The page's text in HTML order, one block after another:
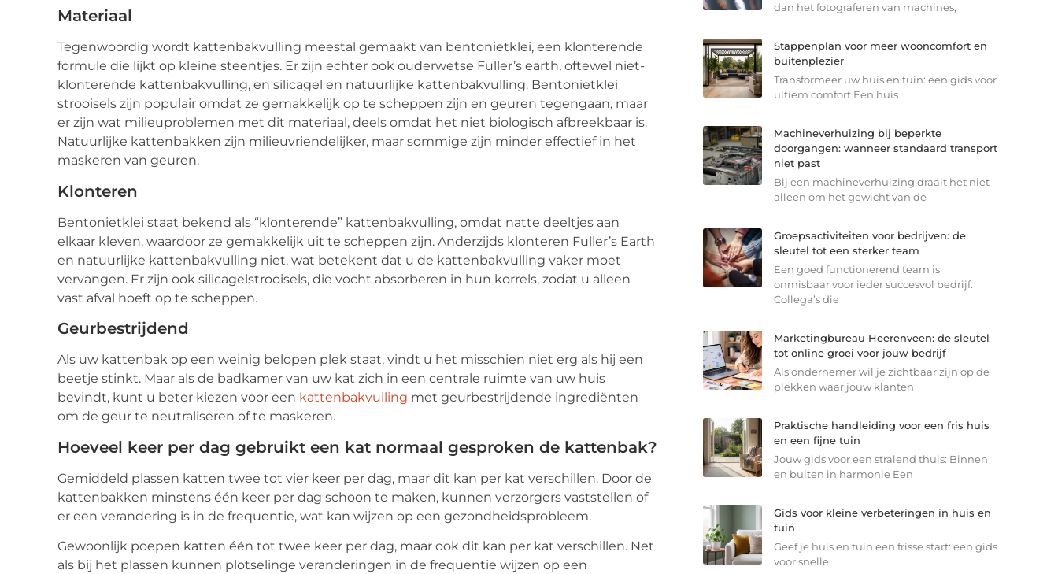
Materiaal
Tegenwoordig wordt kattenbakvulling meestal gemaakt van bentonietklei, een klonterende
formule die lijkt op kleine steentjes. Er zijn echter ook ouderwetse Fuller’s earth, oftewel niet-
klonterende kattenbakvulling, en silicagel en natuurlijke kattenbakvulling. Bentonietklei
strooisels zijn populair omdat ze gemakkelijk op te scheppen zijn en geuren tegengaan, maar
er zijn wat milieuproblemen met dit materiaal, deels omdat het niet biologisch afbreekbaar is.
Natuurlijke kattenbakken zijn milieuvriendelijker, maar sommige zijn minder effectief in het
maskeren van geuren.
Klonteren
Bentonietklei staat bekend als “klonterende” kattenbakvulling, omdat natte deeltjes aan
elkaar kleven, waardoor ze gemakkelijk uit te scheppen zijn. Anderzijds klonteren Fuller’s Earth
en natuurlijke kattenbakvulling niet, wat betekent dat u de kattenbakvulling vaker moet
vervangen. Er zijn ook silicagelstrooisels, die vocht absorberen in hun korrels, zodat u alleen
vast afval hoeft op te scheppen.
Geurbestrijdend
Als uw kattenbak op een weinig belopen plek staat, vindt u het misschien niet erg als hij een
beetje stinkt. Maar als de badkamer van uw kat zich in een centrale ruimte van uw huis
bevindt, kunt u beter kiezen voor een kattenbakvulling met geurbestrijdende ingrediënten
om de geur te neutraliseren of te maskeren.
Hoeveel keer per dag gebruikt een kat normaal gesproken de kattenbak?
Gemiddeld plassen katten twee tot vier keer per dag, maar dit kan per kat verschillen. Door de
kattenbakken minstens één keer per dag schoon te maken, kunnen verzorgers vaststellen of
er een verandering is in de frequentie, wat kan wijzen op een gezondheidsprobleem.
Gewoonlijk poepen katten één tot twee keer per dag, maar ook dit kan per kat verschillen. Net
als bij het plassen kunnen plotselinge veranderingen in de frequentie wijzen op een
dan het fotograferen van machines,
Stappenplan voor meer wooncomfort en
buitenplezier
Transformeer uw huis en tuin: een gids voor
ultiem comfort Een huis
Machineverhuizing bij beperkte
doorgangen: wanneer standaard transport
niet past
Bij een machineverhuizing draait het niet
alleen om het gewicht van de
Groepsactiviteiten voor bedrijven: de
sleutel tot een sterker team
Een goed functionerend team is
onmisbaar voor ieder succesvol bedrijf.
Collega’s die
Marketingbureau Heerenveen: de sleutel
tot online groei voor jouw bedrijf
Als ondernemer wil je zichtbaar zijn op de
plekken waar jouw klanten
Praktische handleiding voor een fris huis
en een fijne tuin
Jouw gids voor een stralend thuis: Binnen
en buiten in harmonie Een
Gids voor kleine verbeteringen in huis en
tuin
Geef je huis en tuin een frisse start: een gids
voor snelle